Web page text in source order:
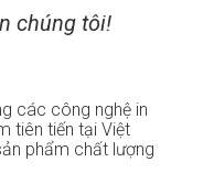
chúng tôi!
các công nghệ in
tiên tiến tại Việt
phẩm chất lượng